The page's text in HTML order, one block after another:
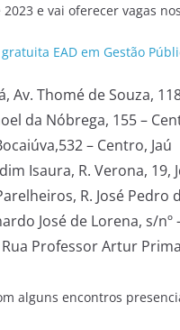
e vai oferecer vagas
EAD em Gestão
Av. Thomé de Souza,
da Nóbrega, 155 –
– Centro, Jaú
Isaura, R. Verona,
R. José
José de Lorena, s/
Professor Artur
alguns encontros